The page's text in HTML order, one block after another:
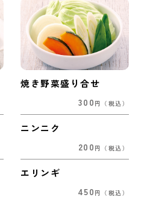
焼き野菜盛り合せ
300 円 （税込）
ニンニク
200 円 （税込）
エリンギ
450 円 （税込）